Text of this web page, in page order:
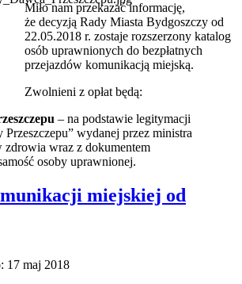
Miło nam przekazać informację,
że decyzją Rady Miasta Bydgoszczy od
22.05.2018 r. zostaje rozszerzony katalog
osób uprawnionych do bezpłatnych
przejazdów komunikacją miejską.
Zwolnieni z opłat będą:
– na podstawie legitymacji
Przeszczepu” wydanej przez ministra
zdrowia wraz z dokumentem
osoby uprawnionej.
miejskiej od
17 maj 2018